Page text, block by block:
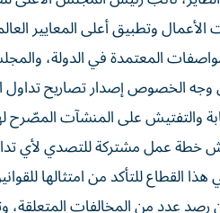
وتطبيق أعلى المعايير
المعتمدة في الدولة،
الخصوص إصدار تصاريح تداول
والتفتيش على المنشآت المصّرح
خطة عمل مشتركة للتصدي لأي
القطاع للتأكد من امتثالها